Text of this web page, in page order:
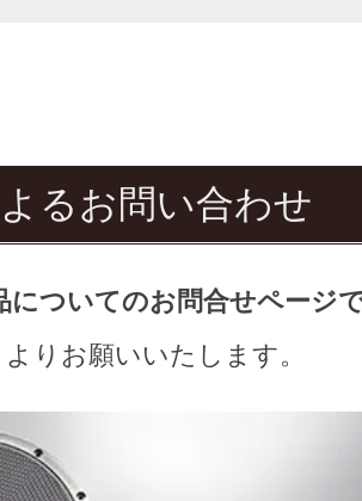
るお問い合わせ
ついてのお問合せページ
りお願いいたします。